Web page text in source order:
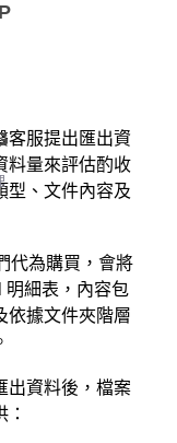
客服提出匯出資
料量來評估酌收
型、文件內容及
代為購買，會將
明細表，內容包
依據文件夾階層
出資料後，檔案